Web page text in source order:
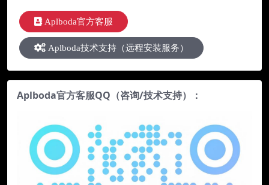
Aplboda官方客服
Aplboda技术支持（远程安装服务）
Aplboda官方客服QQ（咨询/技术支持）：